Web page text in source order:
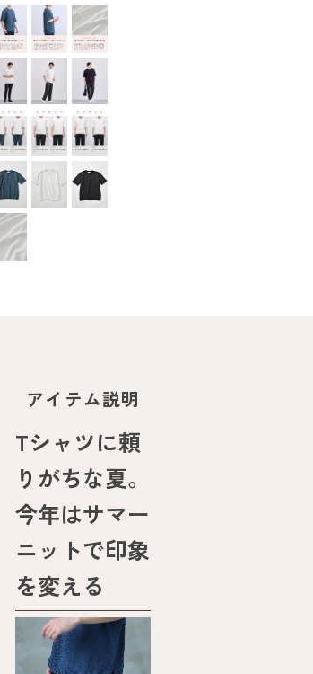
アイテム説明
Tシャツに頼
りがちな夏。
今年はサマー
ニットで印象
を変える